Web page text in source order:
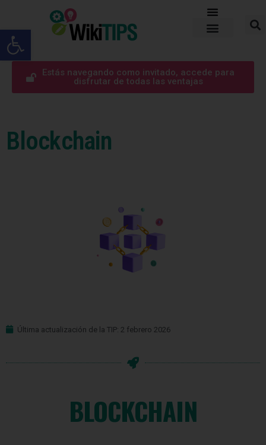
Abrir barra de herramientas
Estás navegando como invitado, accede para
disfrutar de todas las ventajas
Blockchain
Última actualización de la TIP: 2 febrero 2026
BLOCKCHAIN